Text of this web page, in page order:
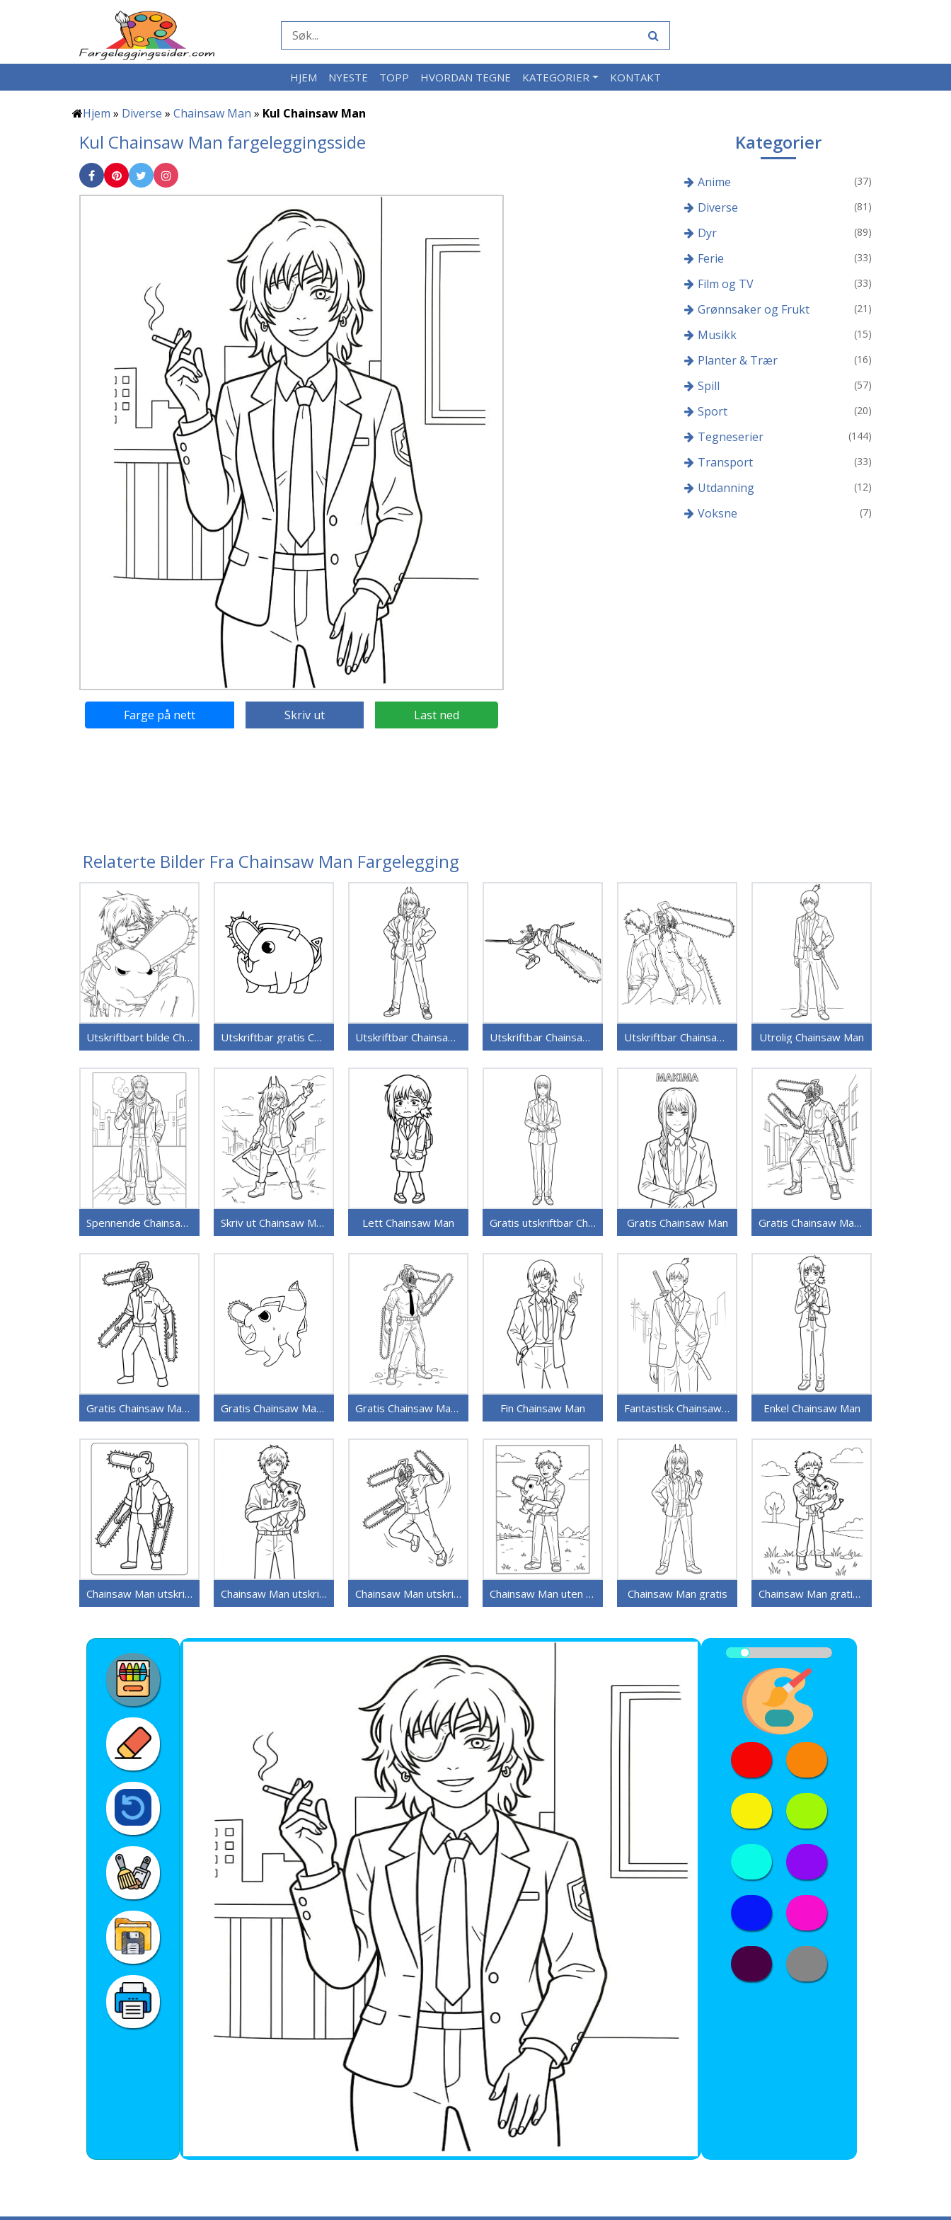
HJEM NYESTE TOPP HVORDAN TEGNE KATEGORIER KONTAKT
Hjem » Diverse » Chainsaw Man » Kul Chainsaw Man
Kul Chainsaw Man fargeleggingsside
Farge på nett Skriv ut Last ned
Kategorier
Anime (37)
Diverse (81)
Dyr (89)
Ferie (33)
Film og TV (33)
Grønnsaker og Frukt (21)
Musikk (15)
Planter & Trær (16)
Spill (57)
Sport (20)
Tegneserier (144)
Transport (33)
Utdanning (12)
Voksne (7)
Relaterte Bilder Fra Chainsaw Man Fargelegging
Utskriftbart bilde Chainsaw Man Utskriftbar gratis Chainsaw Man Utskriftbar Chainsaw Man Utskriftbar Chainsaw Man uten kostnad Utskriftbar Chainsaw Man for barn Utrolig Chainsaw Man
Spennende Chainsaw Man Skriv ut Chainsaw Man Lett Chainsaw Man Gratis utskriftbar Chainsaw Man Gratis Chainsaw Man Gratis Chainsaw Man utskriftbar
Gratis Chainsaw Man for barn Gratis Chainsaw Man bilde Gratis Chainsaw Man å skrive ut Fin Chainsaw Man Fantastisk Chainsaw Man Enkel Chainsaw Man
Chainsaw Man utskriftbart bilde Chainsaw Man utskriftbar Chainsaw Man utskriftbar for barn Chainsaw Man uten kostnad Chainsaw Man gratis Chainsaw Man gratis utskriftbar